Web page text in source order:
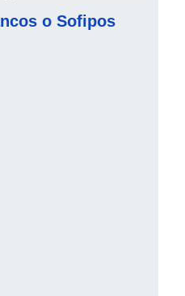
o Sofipos